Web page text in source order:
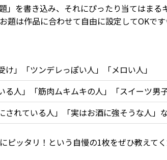
」を書き込み、それにぴったり当てはまる
題は作品に合わせて自由に設定してOKです
け」「ツンデレっぽい人」「メロい人」
る人」「筋肉ムキムキの人」「スイーツ男子
されている人」「実はお酒に強そうな人
ピッタリ！という自慢の1枚をぜひ教えてく